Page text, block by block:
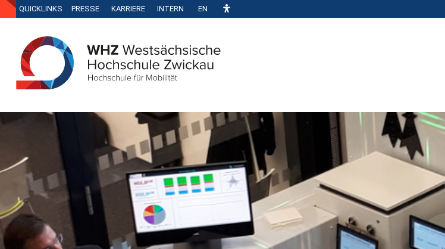
QUICKLINKS PRESSE KARRIERE INTERN EN